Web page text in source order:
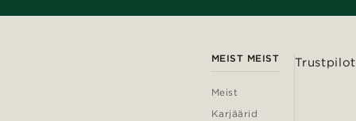
MEIST MEIST
Meist
Karjäärid
Trustpilot